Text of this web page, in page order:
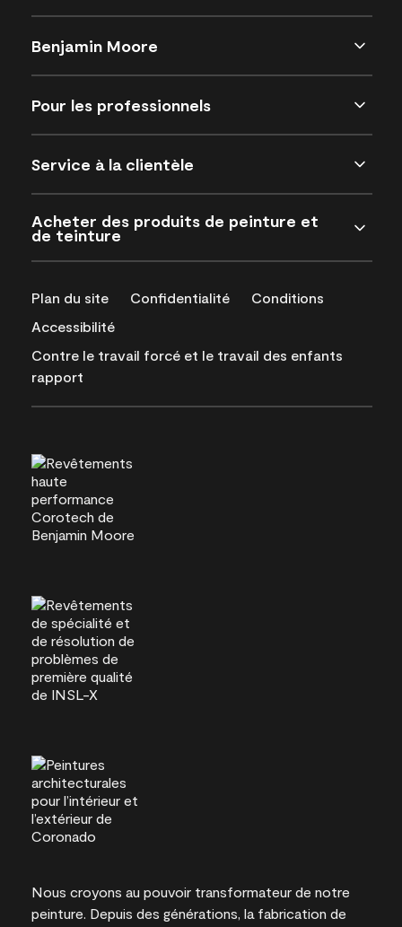
Benjamin Moore
Pour les professionnels
Service à la clientèle
Acheter des produits de peinture et
de teinture
Plan du site Confidentialité
Conditions
Accessibilité
Contre le travail forcé et le travail des enfants
rapport
Nous croyons au pouvoir transformateur de notre
peinture. Depuis des générations, la fabrication de